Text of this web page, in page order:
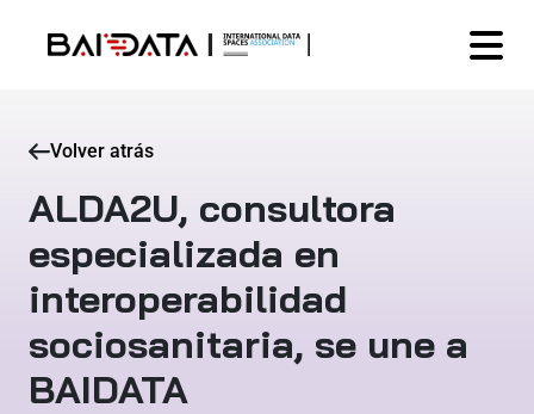
Volver atrás
ALDA2U, consultora
especializada en
interoperabilidad
sociosanitaria, se une a
BAIDATA